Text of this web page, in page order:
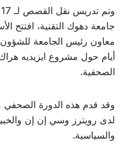
جامعة دهوك التقنية، افتتح
معاون رئيس الجامعة للشؤون
أيام حول مشروع ايزيديه
الصحفية.
وقد قدم هذه الدورة
لدى رويترز وسي إن إن
والسياسية.